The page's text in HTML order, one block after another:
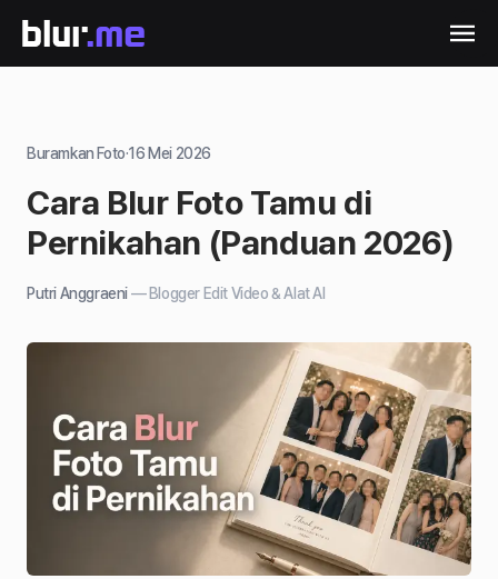
Buramkan Foto·16 Mei 2026
Cara Blur Foto Tamu di
Pernikahan (Panduan 2026)
Putri Anggraeni— Blogger Edit Video & Alat AI